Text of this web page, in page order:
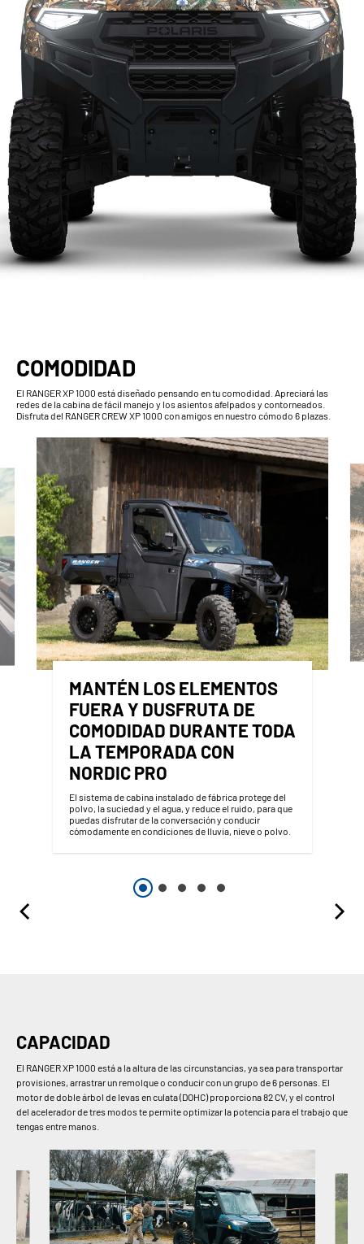
COMODIDAD
El RANGER XP 1000 está diseñado pensando en tu comodidad. Apreciará las
redes de la cabina de fácil manejo y los asientos afelpados y contorneados.
Disfruta del RANGER CREW XP 1000 con amigos en nuestro cómodo 6 plazas.
MANTÉN LOS ELEMENTOS
FUERA Y DUSFRUTA DE
COMODIDAD DURANTE TODA
LA TEMPORADA CON
NORDIC PRO
El sistema de cabina instalado de fábrica protege del
polvo, la suciedad y el agua, y reduce el ruido, para que
puedas disfrutar de la conversación y conducir
cómodamente en condiciones de lluvia, nieve o polvo.
CAPACIDAD
El RANGER XP 1000 está a la altura de las circunstancias, ya sea para transportar
provisiones, arrastrar un remolque o conducir con un grupo de 6 personas. El
motor de doble árbol de levas en culata (DOHC) proporciona 82 CV, y el control
del acelerador de tres modos te permite optimizar la potencia para el trabajo que
tengas entre manos.